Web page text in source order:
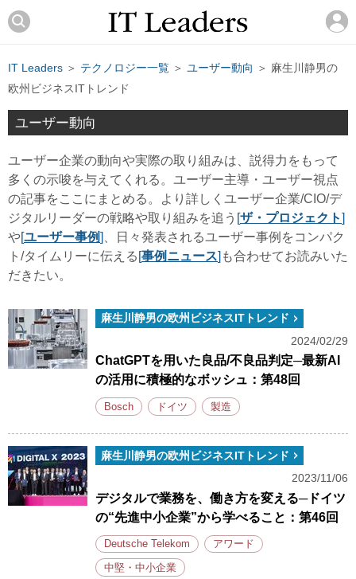
IT Leaders ＞ テクノロジー一覧 ＞ ユーザー動向 ＞ 麻生川静男の
欧州ビジネスITトレンド
ユーザー動向
ユーザー企業の動向や実際の取り組みは、説得力をもって
多くの示唆を与えてくれる。ユーザー主導・ユーザー視点
の記事をここにまとめる。より詳しくユーザー企業/CIO/デ
ジタルリーダーの戦略や取り組みを追う [ザ・プロジェクト]
や[ユーザー事例]
、日々発表されるユーザー事例をコンパク
ト/タイムリーに伝える [事例ニュース] も合わせてお読みいた
だきたい。
麻生川静男の欧州ビジネスITトレンド
2024/02/29
ChatGPTを用いた良品/不良品判定─最新AI
の活用に積極的なボッシュ：第48回
Bosch ドイツ 製造
麻生川静男の欧州ビジネスITトレンド
2023/11/06
デジタルで業務を、働き方を変える─ドイツ
の“先進中小企業”から学べること：第46回
Deutsche Telekom アワード
中堅・中小企業